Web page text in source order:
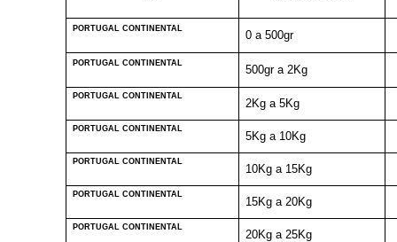
PORTUGAL CONTINENTAL 0 a 500gr
PORTUGAL CONTINENTAL 500gr a 2Kg
PORTUGAL CONTINENTAL
2Kg a 5Kg
PORTUGAL CONTINENTAL
5Kg a 10Kg
PORTUGAL CONTINENTAL
10Kg a 15Kg
PORTUGAL CONTINENTAL
15Kg a 20Kg
PORTUGAL CONTINENTAL
20Kg a 25Kg